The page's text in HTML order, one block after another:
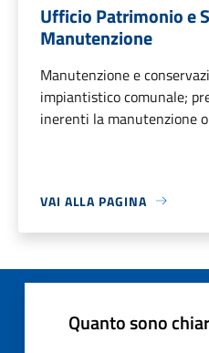
Ufficio Patrimonio e
Manutenzione
Manutenzione e
impiantistico comunale;
inerenti la manutenzione
VAI ALLA PAGINA
Quanto sono